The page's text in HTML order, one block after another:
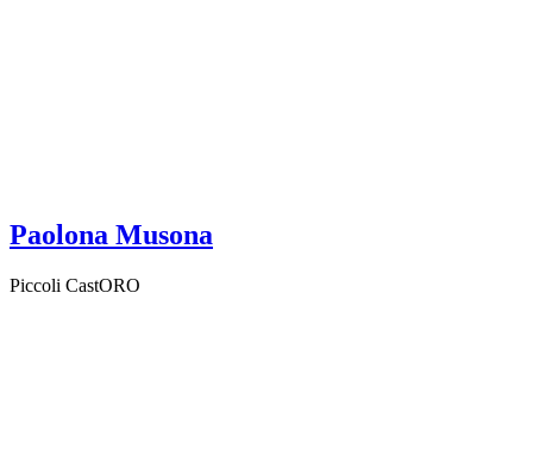
Paolona Musona
Piccoli CastORO